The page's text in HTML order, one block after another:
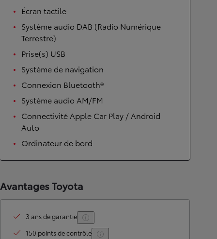
Écran tactile
Système audio DAB (Radio Numérique
Terrestre)
Prise(s) USB
Système de navigation
Connexion Bluetooth®
Système audio AM/FM
Connectivité Apple Car Play / Android
Auto
Ordinateur de bord
Avantages Toyota
3 ans de garantie
150 points de contrôle